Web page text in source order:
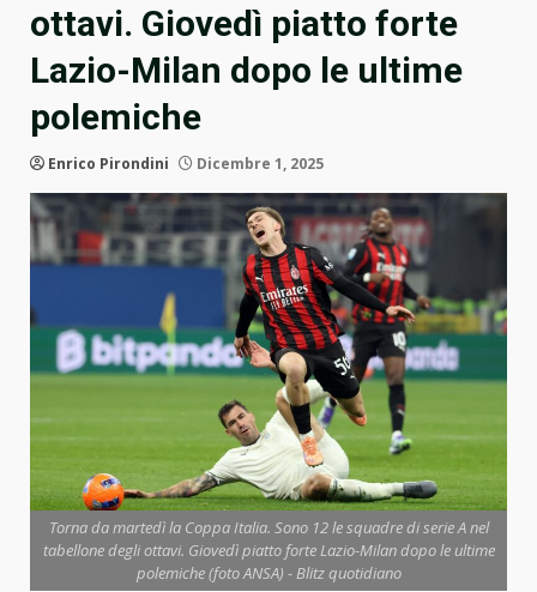
ottavi. Giovedì piatto forte
Lazio-Milan dopo le ultime
polemiche
Enrico Pirondini Dicembre 1, 2025
Torna da martedì la Coppa Italia. Sono 12 le squadre di serie A nel
tabellone degli ottavi. Giovedì piatto forte Lazio-Milan dopo le ultime
polemiche (foto ANSA) - Blitz quotidiano